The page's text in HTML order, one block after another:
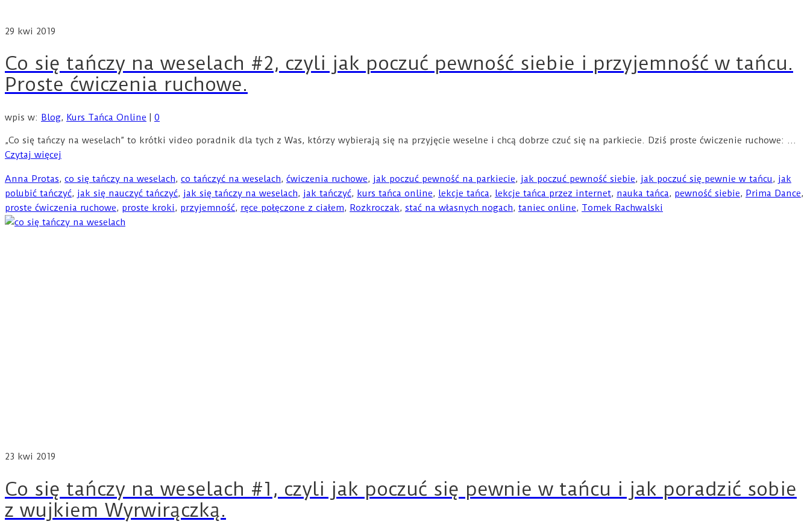
29 kwi 2019
Co się tańczy na weselach #2, czyli jak poczuć pewność siebie i przyjemność w tańcu.
Proste ćwiczenia ruchowe.
wpis w: Blog, Kurs Tańca Online 0
„Co się tańczy na weselach” to krótki video poradnik dla tych z Was, którzy wybierają się na przyjęcie weselne i chcą dobrze czuć się na parkiecie. Dziś proste ćwiczenie ruchowe: …
Czytaj więcej
Anna Protas, co się tańczy na weselach, co tańczyć na weselach, ćwiczenia ruchowe, jak poczuć pewność na parkiecie, jak poczuć pewność siebie, jak poczuć się pewnie w tańcu, jak
polubić tańczyć, jak się nauczyć tańczyć, jak się tańczy na weselach, jak tańczyć, kurs tańca online, lekcje tańca, lekcje tańca przez internet, nauka tańca, pewność siebie, Prima Dance,
proste ćwiczenia ruchowe, proste kroki, przyjemność, ręce połęczone z ciałem, Rozkroczak, stać na własnych nogach, taniec online, Tomek Rachwalski
23 kwi 2019
Co się tańczy na weselach #1, czyli jak poczuć się pewnie w tańcu i jak poradzić sobie
z wujkiem Wyrwirączką.